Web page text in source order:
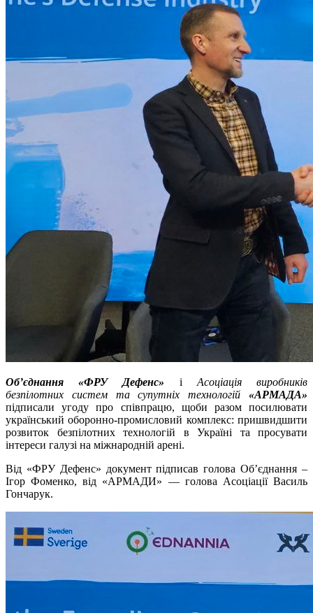
Об’єднання «ФРУ Дефенс» і Асоціація виробників
безпілотних систем та супутніх технологій «АРМАДА»
підписали угоду про співпрацю, щоби разом посилювати
український оборонно-промисловий комплекс: пришвидшити
розвиток безпілотних технологій в Україні та просувати
інтереси галузі на міжнародній арені.
Від «ФРУ Дефенс» документ підписав голова Об’єднання –
Ігор Фоменко, від «АРМАДИ» — голова Асоціації Василь
Гончарук.